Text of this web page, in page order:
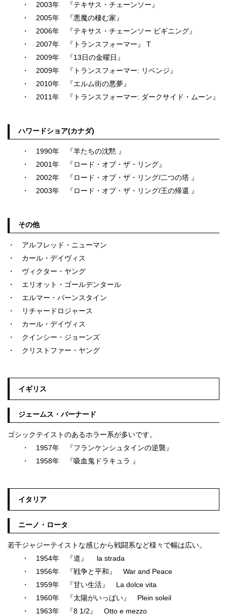
・ 2003年 『テキサス・チェーンソー』
・ 2005年 『悪魔の棲む家』
・ 2006年 『テキサス・チェーンソー ビギニング』
・ 2007年 『トランスフォーマー』 T
・ 2009年 『13日の金曜日』
・ 2009年 『トランスフォーマー: リベンジ』
・ 2010年 『エルム街の悪夢』
・ 2011年 『トランスフォーマー: ダークサイド・ムーン』
ハワードショア(カナダ)
・ 1990年 『羊たちの沈黙 』
・ 2001年 『ロード・オブ・ザ・リング』
・ 2002年 『ロード・オブ・ザ・リング/二つの塔 』
・ 2003年 『ロード・オブ・ザ・リング/王の帰還 』
その他
・ アルフレッド・ニューマン
・ カール・デイヴィス
・ ヴィクター・ヤング
・ エリオット・ゴールデンタール
・ エルマー・バーンスタイン
・ リチャードロジャース
・ カール・デイヴィス
・ クインシー・ジョーンズ
・ クリストファー・ヤング
イギリス
ジェームス・バーナード
ゴシックテイストのあるホラー系が多いです。
・ 1957年 『フランケンシュタインの逆襲』
・ 1958年 『吸血鬼ドラキュラ 』
イタリア
ニーノ・ロータ
若干ジャジーテイストな感じから戦闘系など様々で幅は広い。
・ 1954年 『道』 la strada
・ 1956年 『戦争と平和』 War and Peace
・ 1959年 『甘い生活』 La dolce vita
・ 1960年 『太陽がいっぱい』 Plein soleil
・ 1963年 『8 1/2』 Otto e mezzo